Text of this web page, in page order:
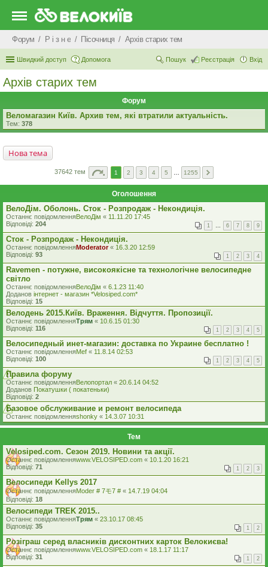
Форум Р i з н е Пісочниця Архів старих тем
Швидкий доступ Допомога Вхід
Реєстрація
Пошук
Архів старих тем
Форум
Веломагазин Київ. Архив тем, які втратили актуальність.
Тем: 378
Нова тема
37642 тем 1 2 3 4 5 1255
Оголошення
ВелоДім. Оболонь. Сток - Розпродаж - Некондиція.
Останнє повідомленняВелоДім « 11.11.20 17:45
Відповіді: 204 1 … 6 7 8 9
Сток - Розпродаж - Некондиція.
Останнє повідомленняModerator« 16.3.20 12:59
Відповіді: 93 1 2 3 4
Ravemen - потужне, високоякісне та технологічне велосипедне
світло
Останнє повідомленняВелоДім « 6.1.23 11:40
Доданов iнтернет - магазин *Velosiped.com*
Відповіді: 15
Велодень 2015.Київ. Враження. Відчуття. Пропозиції.
Останнє повідомленняТрям « 10.6.15 01:30
Відповіді: 116 1 2 3 4 5
Велосипедный инет-магазин: доставка по Украине бесплатно !
Останнє повідомленняMef « 11.8.14 02:53
Відповіді: 100 1 2 3 4 5
Правила форуму
Останнє повідомленняВелопортал « 20.6.14 04:52
Доданов Покатушки ( покатеньки)
Відповіді: 2
Базовое обслуживание и ремонт велосипеда
Останнє повідомленняshonky « 14.3.07 10:31
Тем
Velosiped.com. Сезон 2019. Новини та акції.
Останнє повідомленняwww.VELOSIPED.com « 10.1.20 16:21
Відповіді: 71 1 2 3
Велосипеди Kellys 2017
Останнє повідомленняModer # 7モ7 # « 14.7.19 04:04
Відповіді: 18
Велосипеди TREK 2015..
Останнє повідомленняТрям « 23.10.17 08:45
Відповіді: 35 1 2
Розіграш серед власників дисконтних карток Велокиєва!
Останнє повідомленняwww.VELOSIPED.com « 18.1.17 11:17
Відповіді: 31 1 2